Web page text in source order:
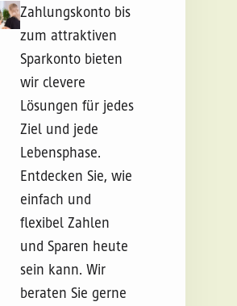
Zahlungskonto bis
zum attraktiven
Sparkonto bieten
wir clevere
Lösungen für jedes
Ziel und jede
Lebensphase.
Entdecken Sie, wie
einfach und
flexibel Zahlen
und Sparen heute
sein kann. Wir
beraten Sie gerne